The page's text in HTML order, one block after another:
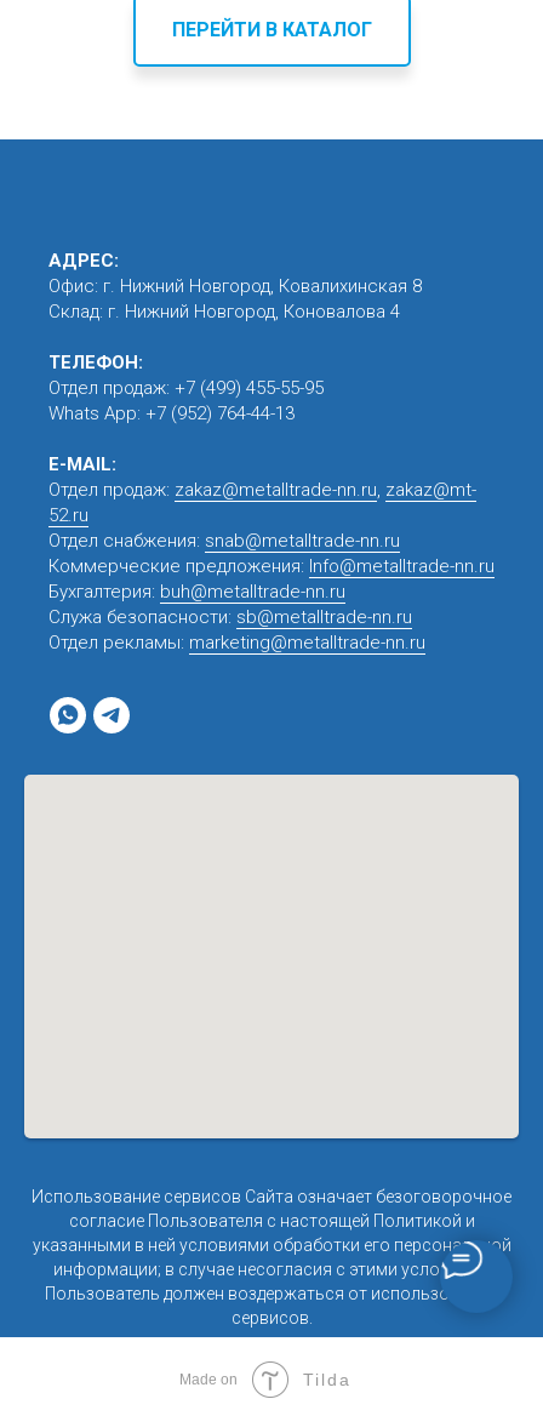
ПЕРЕЙТИ В КАТАЛОГ
АДРЕС:
Офис: г. Нижний Новгород, Ковалихинская 8
Склад: г. Нижний Новгород, Коновалова 4
ТЕЛЕФОН:
Отдел продаж: +7 (499) 455-55-95
Whats App: +7 (952) 764-44-13
E-MAIL:
Отдел продаж: zakaz@metalltrade-nn.ru, zakaz@mt-
52.ru
Отдел снабжения: snab@metalltrade-nn.ru
Коммерческие предложения: Info@metalltrade-nn.ru
Бухгалтерия: buh@metalltrade-nn.ru
Служа безопасности: sb@metalltrade-nn.ru
Отдел рекламы: marketing@metalltrade-nn.ru
Использование сервисов Сайта означает безоговорочное
согласие Пользователя с настоящей Политикой и
указанными в ней условиями обработки его персональной
информации; в случае несогласия с этими условиями
Пользователь должен воздержаться от использования
сервисов.
Made on Tilda